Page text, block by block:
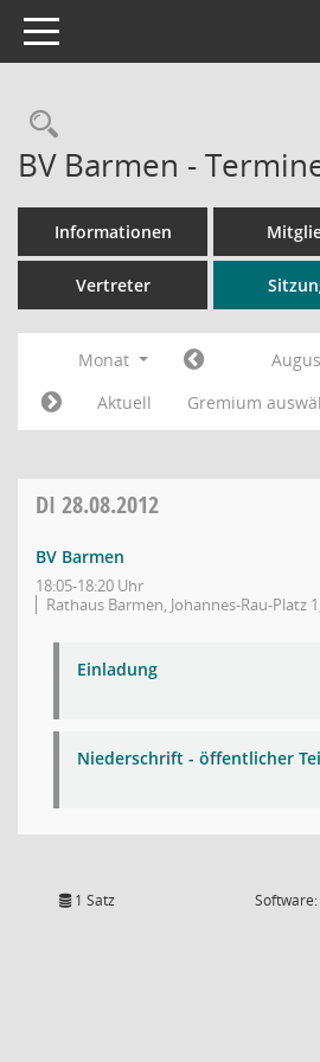
Toggle navigation
Rechercheauswahl
BV Barmen -
Informationen
Vertreter
Monat
Aktuell
Gremium
DI 28.08.2012
BV Barmen
18:05-18:20 Uhr
Rathaus Barmen, Johannes-Rau-Platz
Einladung
Niederschrift - öffentlicher
1 Satz Software: